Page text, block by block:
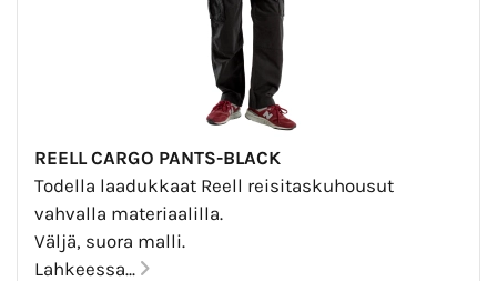
REELL CARGO PANTS-BLACK
Todella laadukkaat Reell reisitaskuhousut
vahvalla materiaalilla.
Väljä, suora malli.
Lahkeessa...